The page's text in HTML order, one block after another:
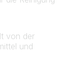
von der
und